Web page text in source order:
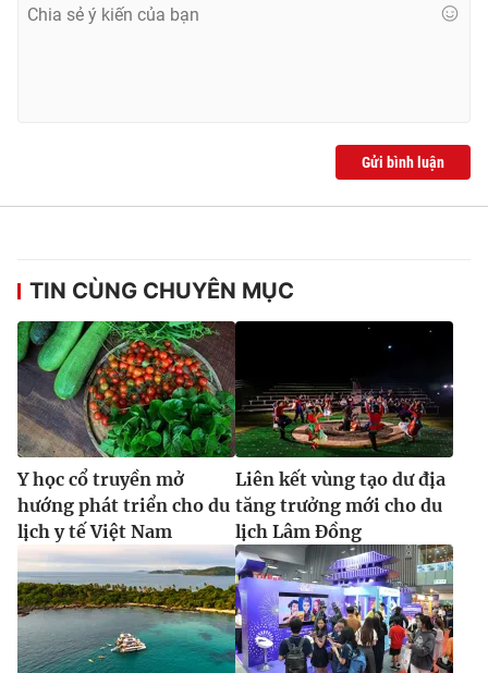
® Cấm sao chép dưới mọi hình thức nếu không có sự chấp
Gửi bình luận
TIN CÙNG CHUYÊN MỤC
Y học cổ truyền mở
hướng phát triển cho du
lịch y tế Việt Nam
Liên kết vùng tạo dư địa
tăng trưởng mới cho du
lịch Lâm Đồng